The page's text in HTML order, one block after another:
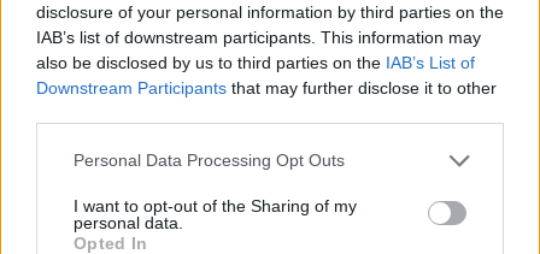
disclosure of your personal information by third parties on the
IAB’s list of downstream participants. This information may
also be disclosed by us to third parties on the IAB’s List of
Downstream Participants that may further disclose it to other
Personal Data Processing Opt Outs
I want to opt-out of the Sharing of my
personal data.
Opted In
LIVE: Naismith Memorial Basketball Hall of Fame Class
of 2022 Finalists Announcement
https://t.co/5ai2Qjs3mj
February 18, 2022